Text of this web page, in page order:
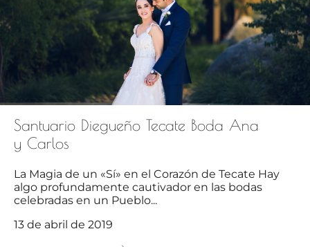
Santuario Diegueño Tecate Boda Ana
y Carlos
La Magia de un «Sí» en el Corazón de Tecate Hay
algo profundamente cautivador en las bodas
celebradas en un Pueblo...
13 de abril de 2019